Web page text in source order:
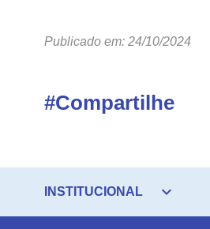
Publicado em: 24/10/2024
#Compartilhe
INSTITUCIONAL expand_more